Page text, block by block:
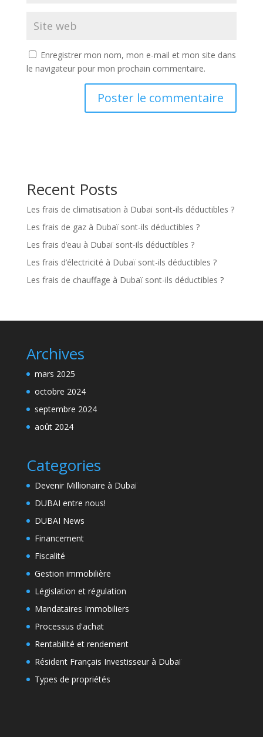
Enregistrer mon nom, mon e-mail et mon site dans
le navigateur pour mon prochain commentaire.
Recent Posts
Les frais de climatisation à Dubaï sont-ils déductibles ?
Les frais de gaz à Dubaï sont-ils déductibles ?
Les frais d’eau à Dubaï sont-ils déductibles ?
Les frais d’électricité à Dubaï sont-ils déductibles ?
Les frais de chauffage à Dubaï sont-ils déductibles ?
Archives
mars 2025
octobre 2024
septembre 2024
août 2024
Categories
Devenir Millionaire à Dubaï
DUBAI entre nous!
DUBAI News
Financement
Fiscalité
Gestion immobilière
Législation et régulation
Mandataires Immobiliers
Processus d'achat
Rentabilité et rendement
Résident Français Investisseur à Dubaï
Types de propriétés